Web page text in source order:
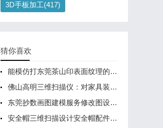
3D手板加工(417)
猜你喜欢
能模仿打东莞茶山印表面纹理的新FDM 3D打印服务技术
佛山高明三维扫描仪：对家具装饰行业的重要性
东莞抄数画图建模服务修改图设计公司
安全帽三维扫描设计安全帽配件东莞常平扫描设计